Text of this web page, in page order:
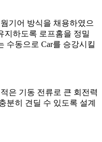
기어 방식을 채용하였으
지하도록 로프홈을 정밀
수동으로 Car를 승강시킬
은 기동 전류로 큰 회전력
분히 견딜 수 있도록 설계